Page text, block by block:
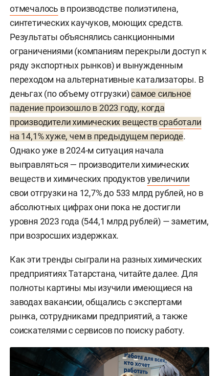
отмечалось в производстве полиэтилена,
синтетических каучуков, моющих средств.
Результаты объяснялись санкционными
ограничениями (компаниям перекрыли доступ к
ряду экспортных рынков) и вынужденным
переходом на альтернативные катализаторы. В
деньгах (по объему отгрузки)самое сильное
падение произошло в 2023 году, когда
производители химических веществсработали
на 14,1% хуже, чем в предыдущем периоде.
Однако уже в 2024-м ситуация начала
выправляться — производители химических
веществ и химических продуктовувеличили
свои отгрузки на 12,7% до 533 млрд рублей, но в
абсолютных цифрах они пока не достигли
уровня 2023 года (544,1 млрд рублей) — заметим,
при возросших издержках.
Как эти тренды сыграли на разных химических
предприятиях Татарстана, читайте далее. Для
полноты картины мы изучили имеющиеся на
заводах вакансии, общались с экспертами
рынка, сотрудниками предприятий, а также
соискателями с сервисов по поиску работу.